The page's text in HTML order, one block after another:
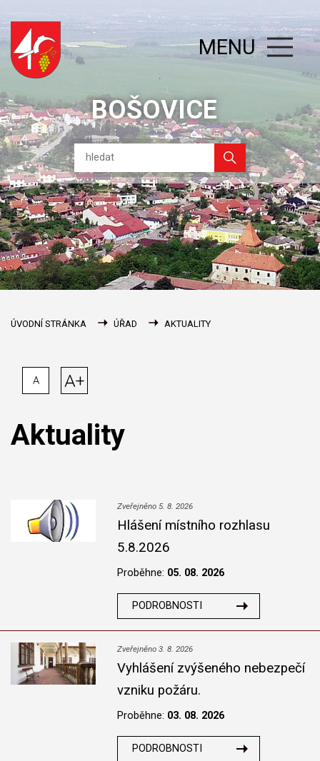
BOŠOVICE
MENU
ÚVODNÍ STRÁNKA ÚŘAD AKTUALITY
A A+
Aktuality
Zveřejněno 5. 8. 2026
Hlášení místního rozhlasu
5.8.2026
Proběhne: 05. 08. 2026
PODROBNOSTI
Zveřejněno 3. 8. 2026
Vyhlášení zvýšeného nebezpečí
vzniku požáru.
Proběhne: 03. 08. 2026
PODROBNOSTI